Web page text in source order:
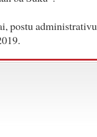
postu